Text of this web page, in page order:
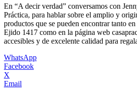
En “A decir verdad” conversamos con
Práctica, para hablar sobre el amplio y
productos que se pueden encontrar tanto
Ejido 1417 como en la página web
accesibles y de excelente calidad para
WhatsApp
Facebook
X
Email